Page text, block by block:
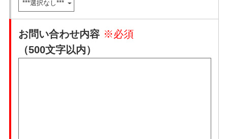
お問い合わせ内容 ※必須
（500文字以内）